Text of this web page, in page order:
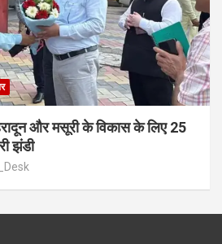
और मसूरी के विकास के लिए 25
झंडी